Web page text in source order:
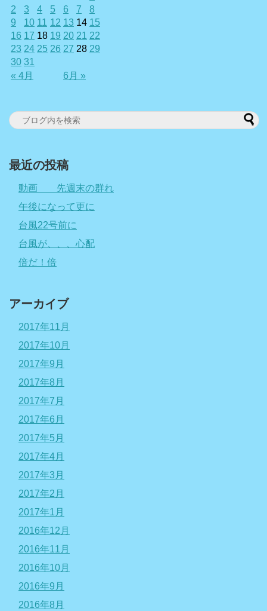
« 4月 6月 »
2
3 4 5 6 7
8
9
10 11 12 13 14 15
16 17 18 19 20 21 22
23 24 25 26 27 28 29
30 31
最近の投稿
動画 先週末の群れ
午後になって更に
台風22号前に
台風が、、、心配
倍だ！倍
アーカイブ
2017年11月
2017年10月
2017年9月
2017年8月
2017年7月
2017年6月
2017年5月
2017年4月
2017年3月
2017年2月
2017年1月
2016年12月
2016年11月
2016年10月
2016年9月
2016年8月